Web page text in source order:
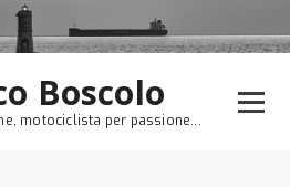
Boscolo
motociclista per passione...